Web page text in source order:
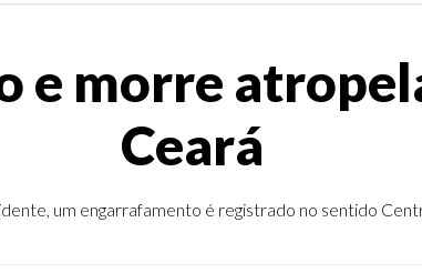
e morre
Ceará
um engarrafamento é registrado no sentido